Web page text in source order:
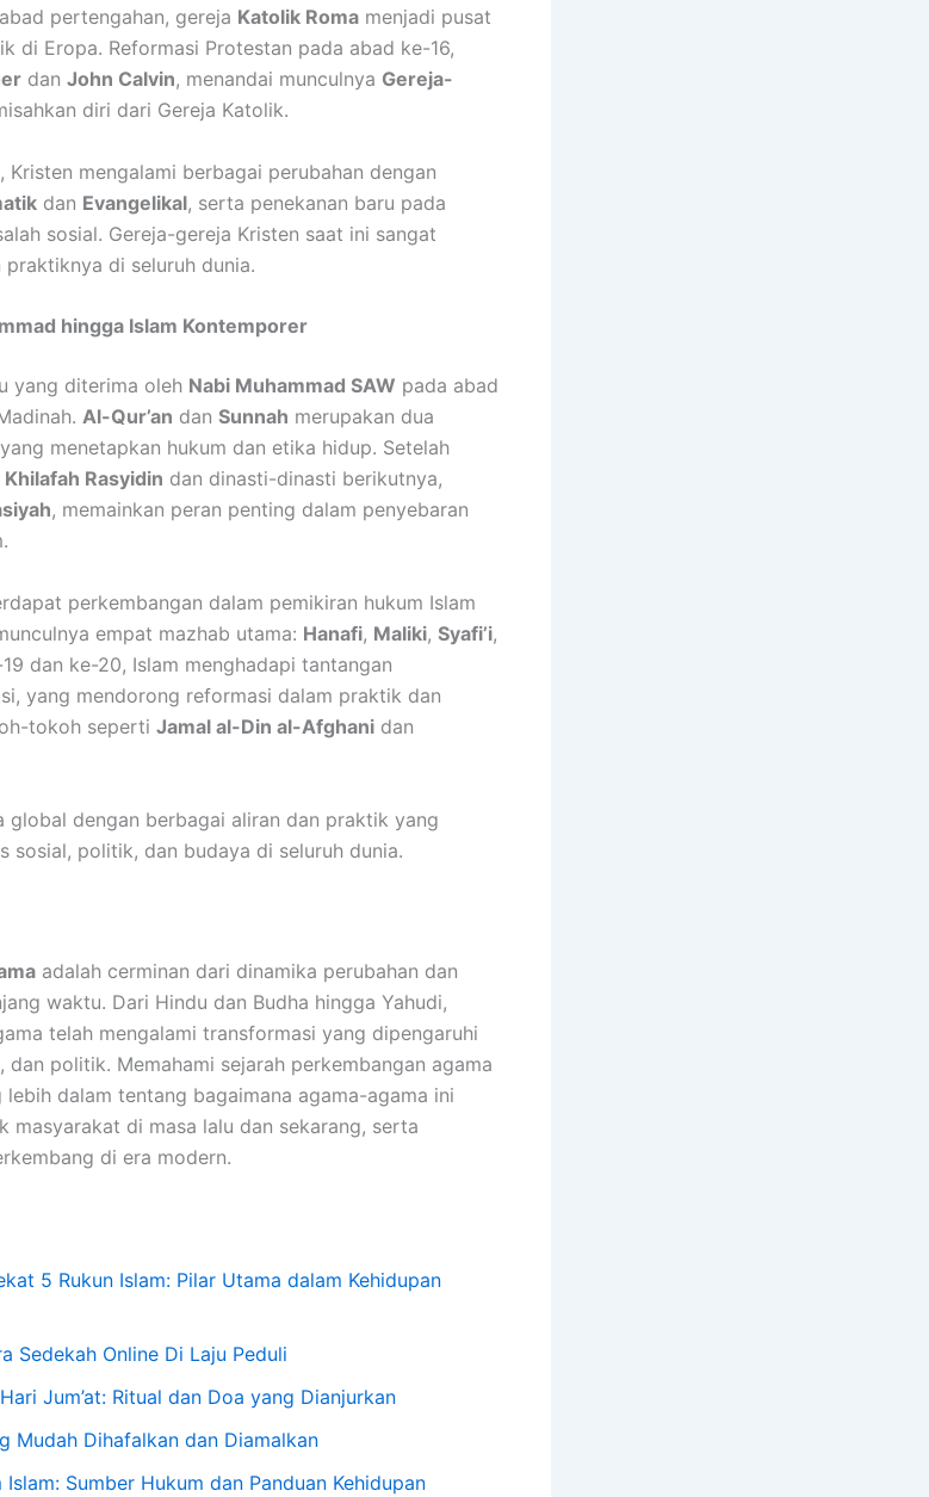
pertengahan, gereja Katolik Roma menjadi pusat
di Eropa. Reformasi Protestan pada abad ke-16,
dan John Calvin, menandai munculnya Gereja-
diri dari Gereja Katolik.
Kristen mengalami berbagai perubahan dengan
dan Evangelikal, serta penekanan baru pada
sosial. Gereja-gereja Kristen saat ini sangat
di seluruh dunia.
hingga Islam Kontemporer
yang diterima oleh Nabi Muhammad SAW pada abad
Al-Qur’an dan Sunnah merupakan dua
menetapkan hukum dan etika hidup. Setelah
Khilafah Rasyidin dan dinasti-dinasti berikutnya,
, memainkan peran penting dalam penyebaran
perkembangan dalam pemikiran hukum Islam
empat mazhab utama: Hanafi, Maliki, Syafi’i,
dan ke-20, Islam menghadapi tantangan
yang mendorong reformasi dalam praktik dan
tokoh seperti Jamal al-Din al-Afghani dan
global dengan berbagai aliran dan praktik yang
sosial, politik, dan budaya di seluruh dunia.
adalah cerminan dari dinamika perubahan dan
waktu. Dari Hindu dan Budha hingga Yahudi,
telah mengalami transformasi yang dipengaruhi
dan politik. Memahami sejarah perkembangan agama
dalam tentang bagaimana agama-agama ini
masyarakat di masa lalu dan sekarang, serta
di era modern.
5 Rukun Islam: Pilar Utama dalam Kehidupan
Sedekah Online Di Laju Peduli
Jum’at: Ritual dan Doa yang Dianjurkan
Mudah Dihafalkan dan Diamalkan
Sumber Hukum dan Panduan Kehidupan